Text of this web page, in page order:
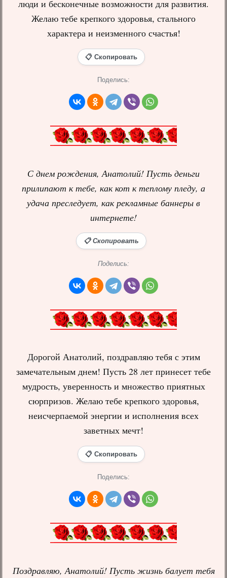
люди и бесконечные возможности для развития.
Желаю тебе крепкого здоровья, стального
характера и неизменного счастья!
📋 Скопировать
Поделись:
С днем рождения, Анатолий! Пусть деньги
прилипают к тебе, как кот к теплому пледу, а
удача преследует, как рекламные баннеры в
интернете!
📋 Скопировать
Поделись:
Дорогой Анатолий, поздравляю тебя с этим
замечательным днем! Пусть 28 лет принесет тебе
мудрость, уверенность и множество приятных
сюрпризов. Желаю тебе крепкого здоровья,
неисчерпаемой энергии и исполнения всех
заветных мечт!
📋 Скопировать
Поделись:
Поздравляю, Анатолий! Пусть жизнь балует тебя